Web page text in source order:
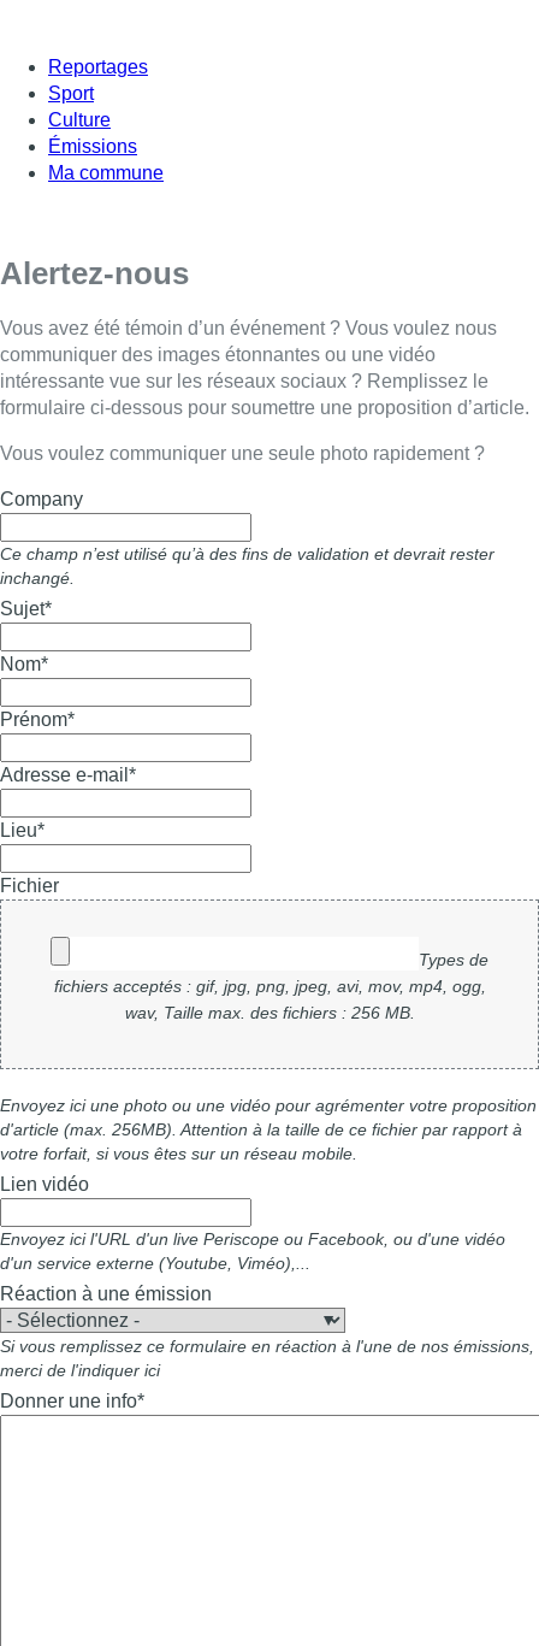
Reportages
Sport
Culture
Émissions
Ma commune
Alertez-nous
Vous avez été témoin d’un événement ? Vous voulez nous
communiquer des images étonnantes ou une vidéo
intéressante vue sur les réseaux sociaux ? Remplissez le
formulaire ci-dessous pour soumettre une proposition d’article.
Vous voulez communiquer une seule photo rapidement ?
Company
Ce champ n’est utilisé qu’à des fins de validation et devrait rester
inchangé.
Sujet*
Nom*
Prénom*
Adresse e-mail *
Lieu*
Fichier
Types de
fichiers acceptés : gif, jpg, png, jpeg, avi, mov, mp4, ogg,
wav, Taille max. des fichiers : 256 MB.
Envoyez ici une photo ou une vidéo pour agrémenter votre proposition
d'article (max. 256MB). Attention à la taille de ce fichier par rapport à
votre forfait, si vous êtes sur un réseau mobile.
Lien vidéo
Envoyez ici l'URL d'un live Periscope ou Facebook, ou d'une vidéo
d'un service externe (Youtube, Viméo),...
Réaction à une émission
Si vous remplissez ce formulaire en réaction à l'une de nos émissions,
merci de l'indiquer ici
Donner une info*